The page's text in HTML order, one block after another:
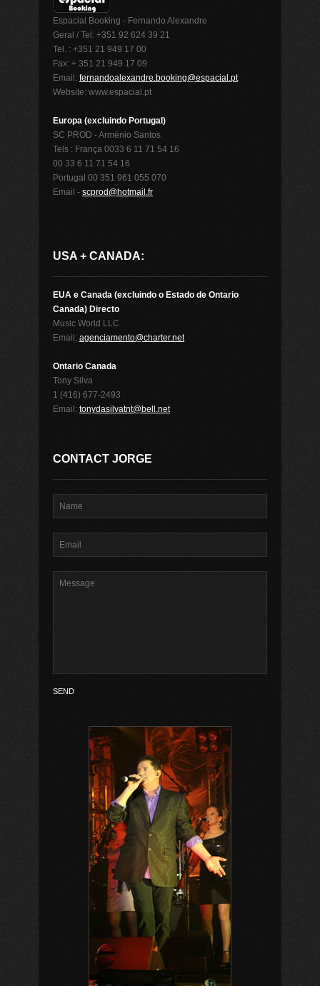
Espacial Booking - Fernando Alexandre
Geral / Tel: +351 92 624 39 21
Tel. : +351 21 949 17 00
Fax: + 351 21 949 17 09
Email: fernandoalexandre.booking@espacial.pt
Website: www.espacial.pt
Europa (excluindo Portugal)
SC PROD - Arménio Santos
Tels : França 0033 6 11 71 54 16
00 33 6 11 71 54 16
Portugal 00 351 961 055 070
Email - scprod@hotmail.fr
USA + CANADA:
EUA e Canada (excluindo o Estado de Ontario
Canada) Directo
Music World LLC
Email: agenciamento@charter.net
Ontario Canada
Tony Silva
1 (416) 677-2493
Email: tonydasilvatnt@bell.net
CONTACT JORGE